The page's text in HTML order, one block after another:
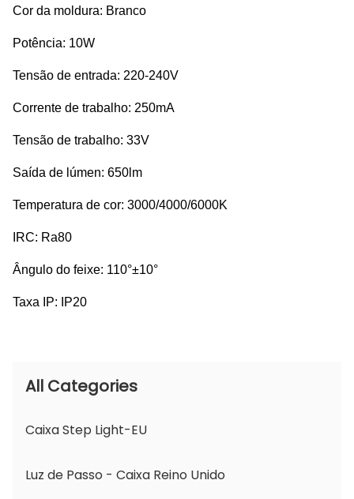
Cor da moldura: Branco
Potência: 10W
Tensão de entrada: 220-240V
Corrente de trabalho: 250mA
Tensão de trabalho: 33V
Saída de lúmen: 650lm
Temperatura de cor: 3000/4000/6000K
IRC: Ra80
Ângulo do feixe: 110°±10°
Taxa IP: IP20
All Categories
Caixa Step Light-EU
Luz de Passo - Caixa Reino Unido